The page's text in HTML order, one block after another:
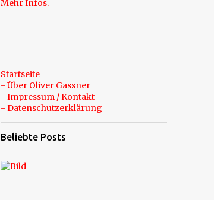
Mehr Infos.
Startseite
- Über Oliver Gassner
- Impressum / Kontakt
- Datenschutzerklärung
Beliebte Posts